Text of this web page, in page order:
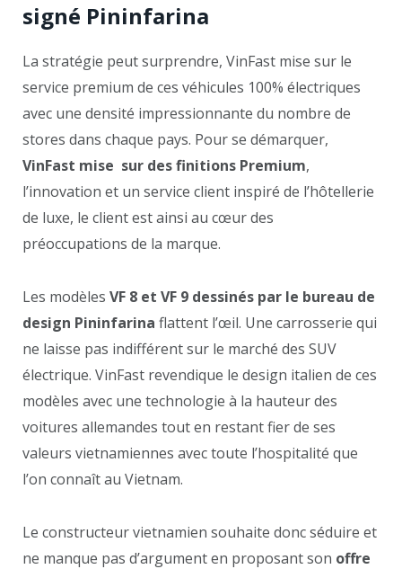
signé Pininfarina
La stratégie peut surprendre, VinFast mise sur le
service premium de ces véhicules 100% électriques
avec une densité impressionnante du nombre de
stores dans chaque pays. Pour se démarquer,
VinFast mise sur des finitions Premium,
l’innovation et un service client inspiré de l’hôtellerie
de luxe, le client est ainsi au cœur des
préoccupations de la marque.
Les modèles VF 8 et VF 9 dessinés par le bureau de
design Pininfarina flattent l’œil. Une carrosserie qui
ne laisse pas indifférent sur le marché des SUV
électrique. VinFast revendique le design italien de ces
modèles avec une technologie à la hauteur des
voitures allemandes tout en restant fier de ses
valeurs vietnamiennes avec toute l’hospitalité que
l’on connaît au Vietnam.
Le constructeur vietnamien souhaite donc séduire et
ne manque pas d’argument en proposant son offre